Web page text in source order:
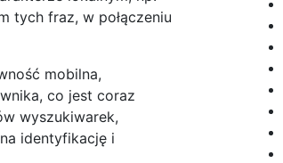
tych fraz, w połączeniu
mobilna,
co jest coraz
wyszukiwarek,
identyfikację i